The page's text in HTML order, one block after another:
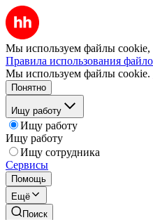
Мы используем файлы cookie,
Правила использования
Мы используем файлы cookie.
Понятно
Ищу работу
Ищу работу
Ищу работу
Ищу сотрудника
Сервисы
Помощь
Ещё
Поиск